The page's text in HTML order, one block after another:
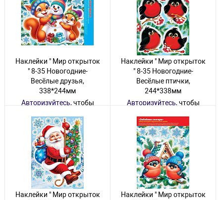
Наклейки " Мир открыток
" 8-35 Новогодние-
Весёлые друзья,
338*244мм
Авторизуйтесь, чтобы
88 товаров
Наклейки " Мир открыток
" 8-35 Новогодние-
Весёлые птички,
244*338мм
Авторизуйтесь, чтобы
16 товаров
Наклейки " Мир открыток
Наклейки " Мир открыток